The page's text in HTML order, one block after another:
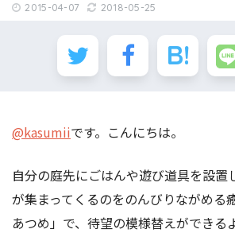
2015-04-07 2018-05-25
@kasumiiです。こんにちは。
自分の庭先にごはんや遊び道具を設置
が集まってくるのをのんびりながめる
あつめ」で、待望の模様替えができる